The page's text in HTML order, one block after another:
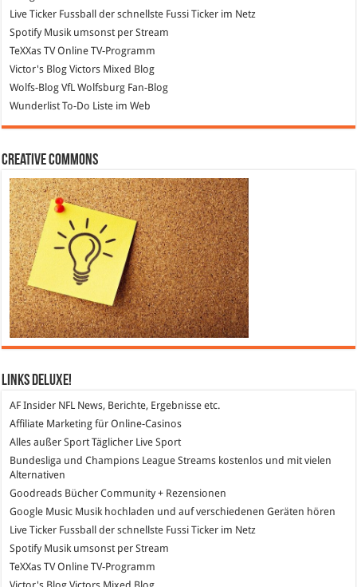
Live Ticker Fussball
der schnellste Fussi Ticker im Netz
SpotifyMusik umsonst per Stream
TeXXas TVOnline TV-Programm
Victor's Blog Victors Mixed Blog
Wolfs-Blog VfL Wolfsburg Fan-Blog
WunderlistTo-Do Liste im Web
Creative Commons
Links DeLuXe!
AF Insider NFL News, Berichte, Ergebnisse etc.
Affiliate Marketing für Online-Casinos
Alles außer Sport Täglicher Live Sport
Bundesliga und Champions League Streams kostenlos und mit vielen
Alternativen
Goodreads Bücher Community + Rezensionen
Google Music Musik hochladen und auf verschiedenen Geräten hören
Live Ticker Fussball
der schnellste Fussi Ticker im Netz
SpotifyMusik umsonst per Stream
TeXXas TVOnline TV-Programm